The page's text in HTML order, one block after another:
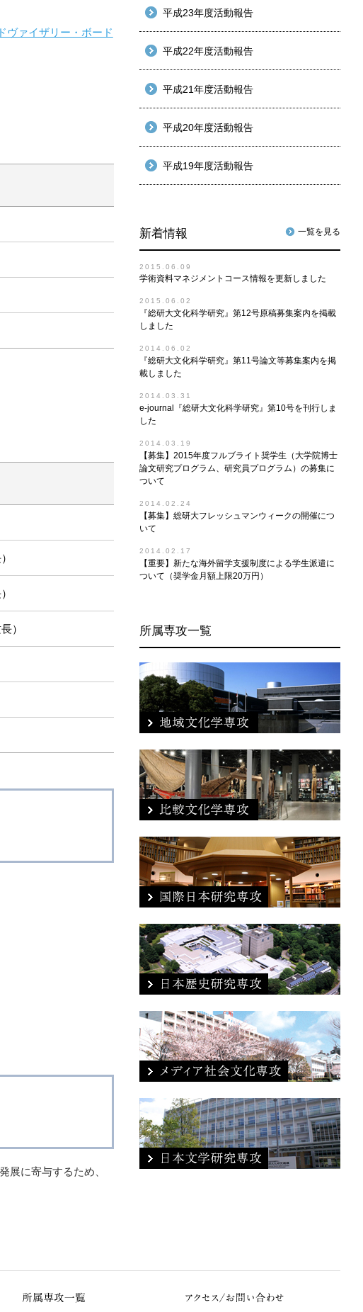
ヴァイザリー・ボード
）
展に寄与するため、
平成23年度活動報告
平成22年度活動報告
平成21年度活動報告
平成20年度活動報告
平成19年度活動報告
新着情報 一覧を見る
2015.06.09
学術資料マネジメントコース情報を更新しました
2015.06.02
『総研大文化科学研究』第12号原稿募集案内を掲載
しました
2014.06.02
『総研大文化科学研究』第11号論文等募集案内を掲
載しました
2014.03.31
e-journal『総研大文化科学研究』第10号を刊行しま
した
2014.03.19
【募集】2015年度フルブライト奨学生（大学院博士
論文研究プログラム、研究員プログラム）の募集に
ついて
2014.02.24
【募集】総研大フレッシュマンウィークの開催につ
いて
2014.02.17
【重要】新たな海外留学支援制度による学生派遣に
ついて（奨学金月額上限20万円）
所属専攻一覧